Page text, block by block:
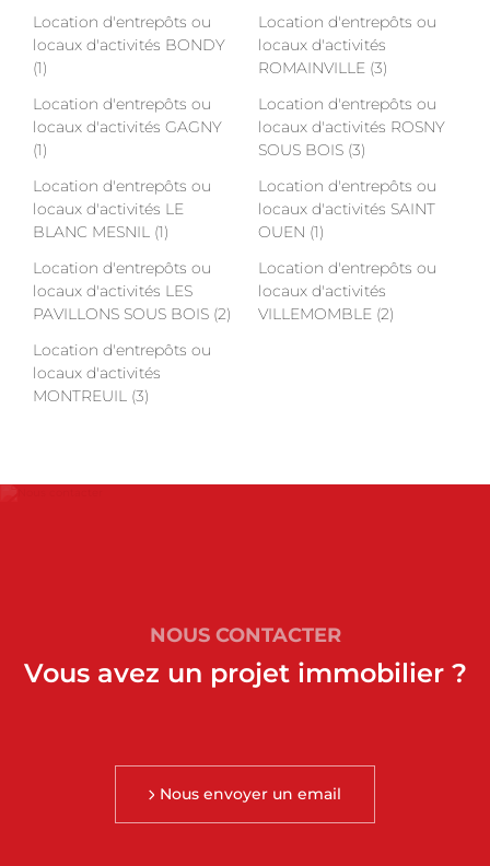
Location d'entrepôts ou
locaux d'activités BONDY
(1)
Location d'entrepôts ou
locaux d'activités GAGNY
(1)
Location d'entrepôts ou
locaux d'activités LE
BLANC MESNIL (1)
Location d'entrepôts ou
locaux d'activités LES
PAVILLONS SOUS BOIS (2)
Location d'entrepôts ou
locaux d'activités
MONTREUIL (3)
Location d'entrepôts ou
locaux d'activités
ROMAINVILLE (3)
Location d'entrepôts ou
locaux d'activités ROSNY
SOUS BOIS (3)
Location d'entrepôts ou
locaux d'activités SAINT
OUEN (1)
Location d'entrepôts ou
locaux d'activités
VILLEMOMBLE (2)
NOUS CONTACTER
Vous avez un projet immobilier ?
Nous envoyer un email